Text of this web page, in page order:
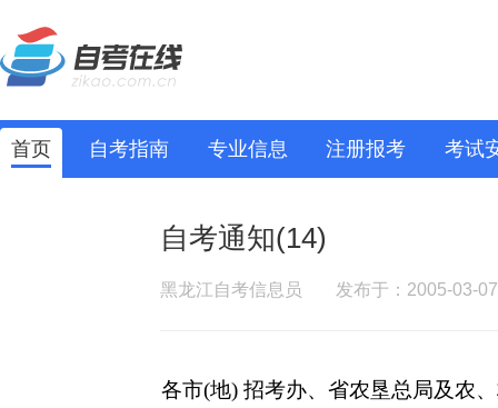
首页 自考指南 专业信息 注册报考 考试
自考通知(14)
黑龙江自考信息员 发布于：2005-03-07
各市(地) 招考办、省农垦总局及农